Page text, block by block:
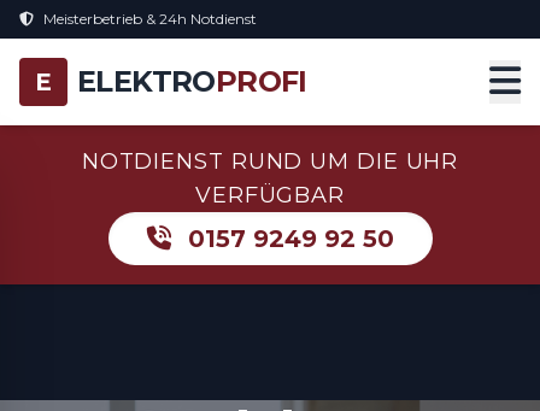
Meisterbetrieb & 24h Notdienst
E ELEKTROPROFI
NOTDIENST RUND UM DIE UHR
VERFÜGBAR
0157 9249 92 50